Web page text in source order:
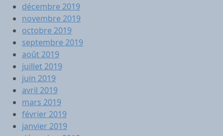
décembre 2019
novembre 2019
octobre 2019
septembre 2019
août 2019
juillet 2019
juin 2019
avril 2019
mars 2019
février 2019
janvier 2019